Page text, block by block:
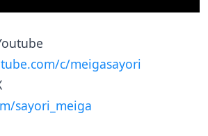
c/meigasayori
sayori_meiga